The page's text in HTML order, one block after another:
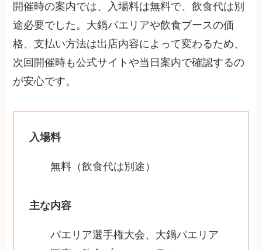
開催時の案内では、入場料は無料で、飲食代は別
途必要でした。大鍋パエリアや飲食ブースの価
格、支払い方法は出店内容によって変わるため、
次回開催時も公式サイトや当日案内で確認するの
が安心です。
入場料
無料（飲食代は別途）
主な内容
パエリア選手権大会、大鍋パエリア